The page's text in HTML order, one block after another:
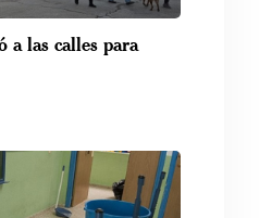
a las calles para